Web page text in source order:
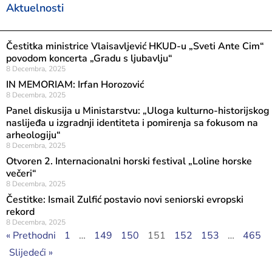
Aktuelnosti
Čestitka ministrice Vlaisavljević HKUD-u „Sveti Ante Cim“
povodom koncerta „Gradu s ljubavlju“
8 Decembra, 2025
IN MEMORIAM: Irfan Horozović
8 Decembra, 2025
Panel diskusija u Ministarstvu: „Uloga kulturno-historijskog
naslijeđa u izgradnji identiteta i pomirenja sa fokusom na
arheologiju“
8 Decembra, 2025
Otvoren 2. Internacionalni horski festival „Loline horske
večeri“
8 Decembra, 2025
Čestitke: Ismail Zulfić postavio novi seniorski evropski
rekord
8 Decembra, 2025
« Prethodni 1 … 149 150 151 152 153 …
465
Slijedeći »